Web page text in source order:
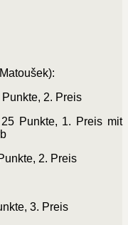
2. Preis
Punkte, 1. Preis mit
2. Preis
3. Preis